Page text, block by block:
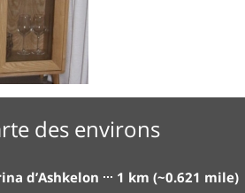
des environs
d’Ashkelon
1 km (~0.621 mile)